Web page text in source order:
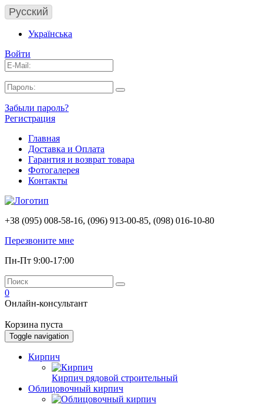
Русский
Українська
Войти
Забыли пароль?
Регистрация
Главная
Доставка и Оплата
Гарантия и возврат товара
Фотогалерея
Контакты
+38 (095) 008-58-16, (096) 913-00-85, (098) 016-10-80
Перезвоните мне
Пн-Пт 9:00-17:00
0
Онлайн-консультант
Корзина пуста
Toggle navigation
Кирпич
Кирпич рядовой строительный
Облицовочный кирпич